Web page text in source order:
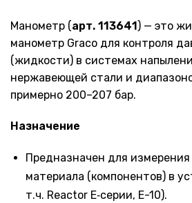
Манометр (арт. 113641) — это
манометр Graco для контроля
(жидкости) в системах
нержавеющей стали и
примерно 200–207 бар.
Назначение
Предназначен для
материала (компонентов) в
т.ч. Reactor E‑серии, Е-10).